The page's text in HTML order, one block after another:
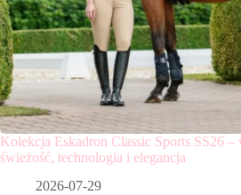
Kolekcja Eskadron Classic Sports SS26 –
świeżość, technologia i elegancja
2026-07-29